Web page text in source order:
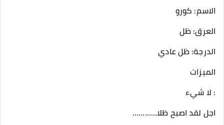
الاسم: كورو
العرق: ظل
الدرجة: ظل عادي
الميزات
: لا شيء
اجل لقد اصبح ظلا............